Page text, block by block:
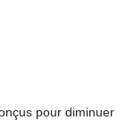
pour diminuer